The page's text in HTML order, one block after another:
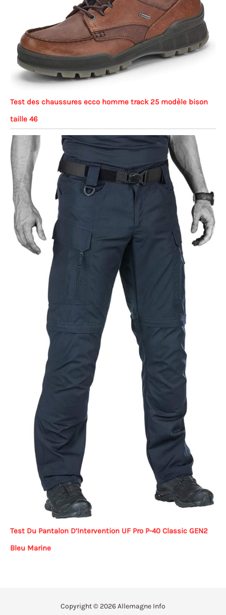
Test des chaussures ecco homme track 25 modèle bison
taille 46
Test Du Pantalon D’Intervention UF Pro P-40 Classic GEN2
Bleu Marine
Copyright © 2026 Allemagne Info